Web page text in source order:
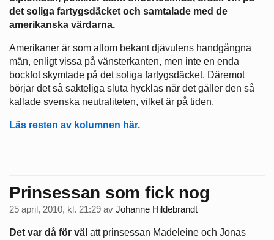
det soliga fartygsdäcket och samtalade med de
amerikanska värdarna.
Amerikaner är som allom bekant djävulens handgångna
män, enligt vissa på vänsterkanten, men inte en enda
bockfot skymtade på det soliga fartygsdäcket. Däremot
börjar det så sakteliga sluta hycklas när det gäller den så
kallade svenska neutraliteten, vilket är på tiden.
Läs resten av kolumnen här.
Prinsessan som fick nog
25 april, 2010, kl. 21:29 av Johanne Hildebrandt
Det var då för väl att prinsessan Madeleine och Jonas